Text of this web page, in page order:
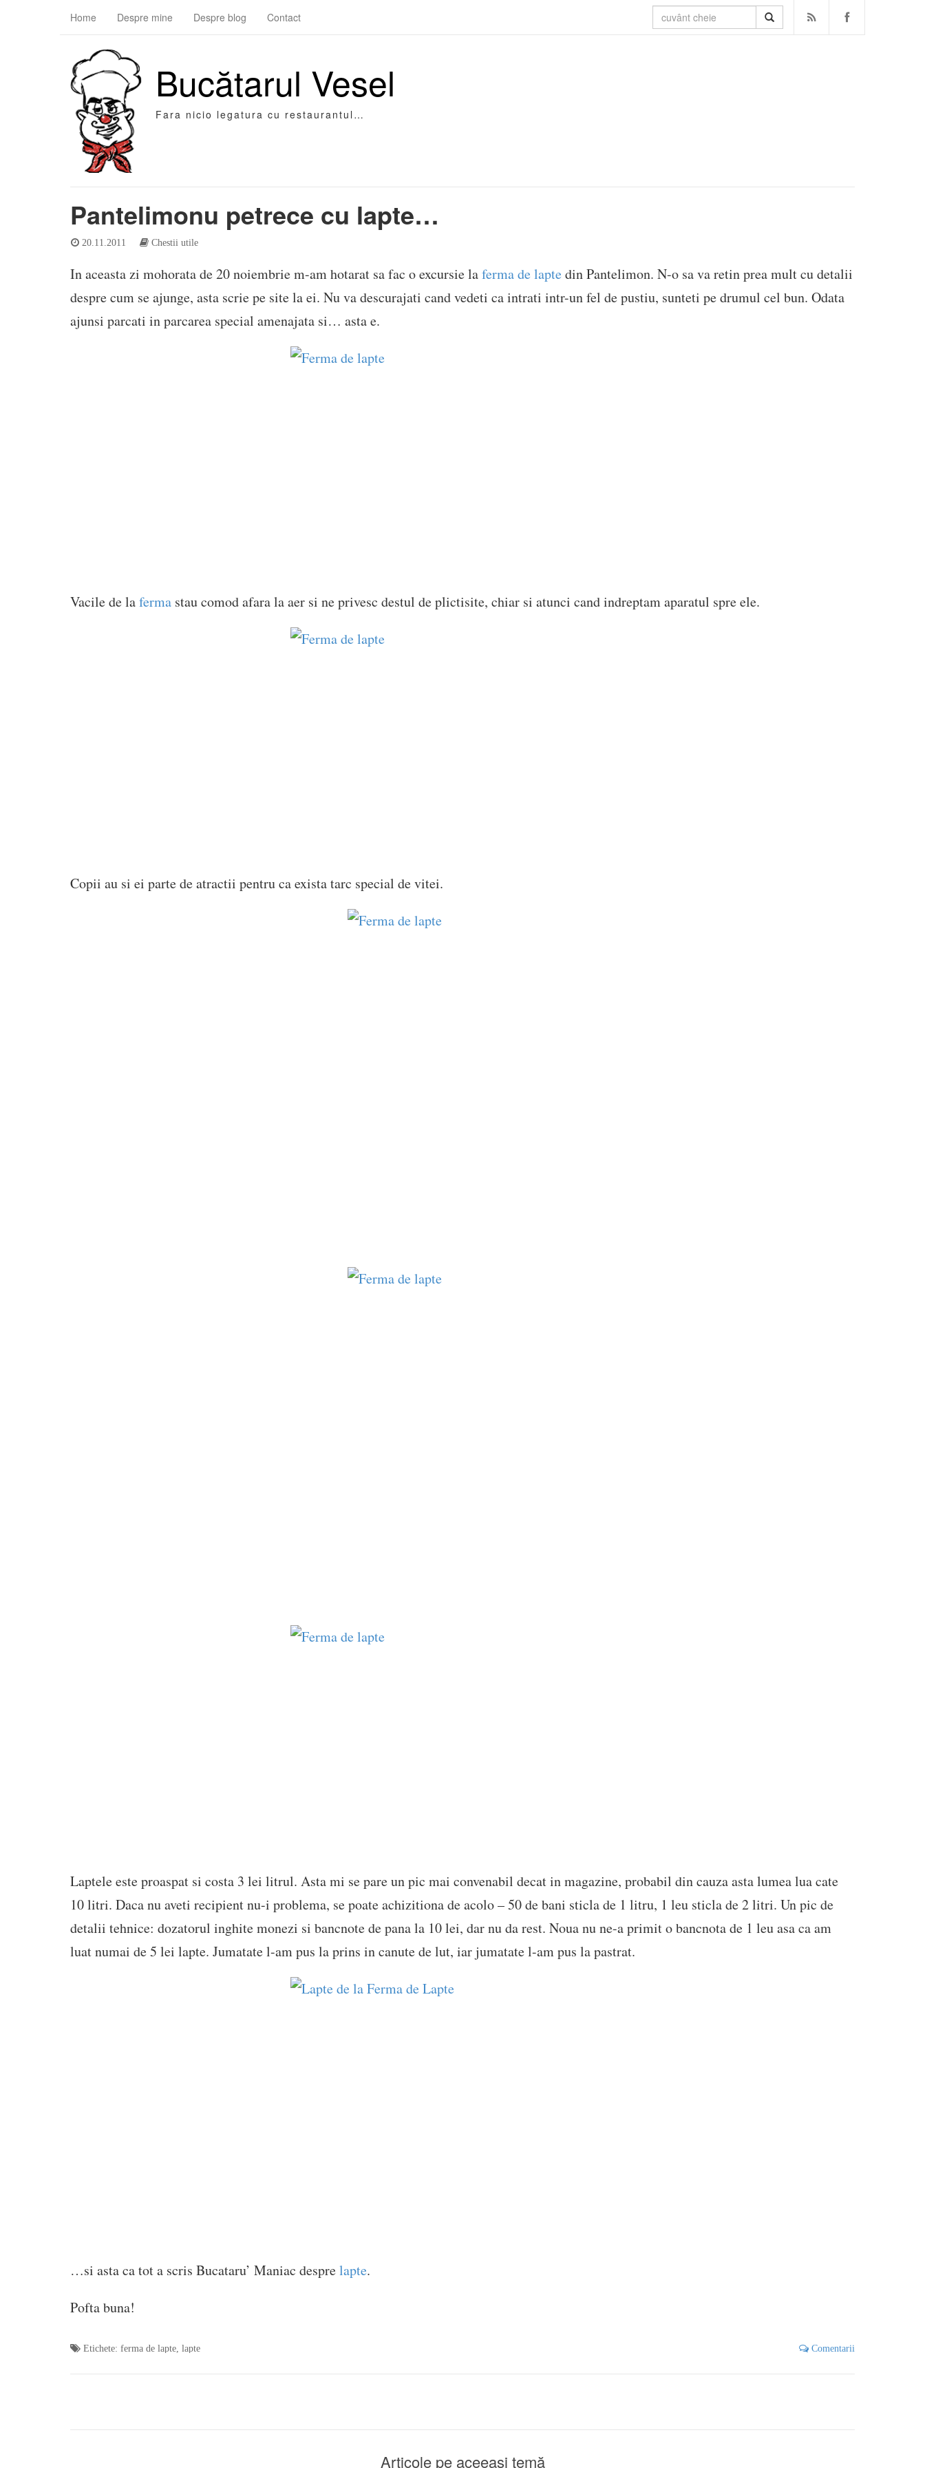
Home Despre mine Despre blog Contact
Bucătarul Vesel
Fara nicio legatura cu restaurantul…
Pantelimonu petrece cu lapte…
20.11.2011 Chestii utile
In aceasta zi mohorata de 20 noiembrie m-am hotarat sa fac o excursie laferma de laptedin Pantelimon. N-o sa va retin prea mult cu detalii
despre cum se ajunge, asta scrie pe site la ei. Nu va descurajati cand vedeti ca intrati intr-un fel de pustiu, sunteti pe drumul cel bun. Odata
ajunsi parcati in parcarea special amenajata si… asta e.
Vacile de laferma stau comod afara la aer si ne privesc destul de plictisite, chiar si atunci cand indreptam aparatul spre ele.
Copii au si ei parte de atractii pentru ca exista tarc special de vitei.
Laptele este proaspat si costa 3 lei litrul. Asta mi se pare un pic mai convenabil decat in magazine, probabil din cauza asta lumea lua cate
10 litri. Daca nu aveti recipient nu-i problema, se poate achizitiona de acolo – 50 de bani sticla de 1 litru, 1 leu sticla de 2 litri. Un pic de
detalii tehnice: dozatorul inghite monezi si bancnote de pana la 10 lei, dar nu da rest. Noua nu ne-a primit o bancnota de 1 leu asa ca am
luat numai de 5 lei lapte. Jumatate l-am pus la prins in canute de lut, iar jumatate l-am pus la pastrat.
…si asta ca tot a scris Bucataru’ Maniac desprelapte.
Pofta buna!
Etichete: ferma de lapte lapte Comentarii
Articole pe aceeași temă